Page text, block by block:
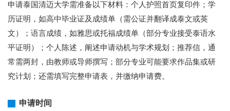
申请泰国清迈大学需准备以下材料：个人护照首页复印件；学
历证明，如高中毕业证及成绩单（需公证并翻译成泰文或英
文）；语言成绩，如雅思或托福成绩单（部分专业接受泰语水
平证明）；个人陈述，阐述申请动机与学术规划；推荐信，通
常需两封，由教师或导师撰写；部分专业可能要求作品集或研
究计划；还需填写完整申请表，并缴纳申请费。
申请时间